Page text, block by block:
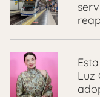
Luz